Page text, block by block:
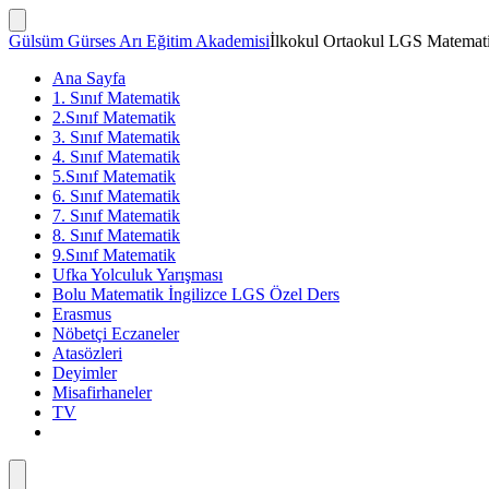
İçeriğe
atla
Arama
Çubuğunu
Göster/Gizle
Gülsüm Gürses Arı Eğitim Akademisiİlkokul Ortaokul LGS
Ana Sayfa
1. Sınıf Matematik
2.Sınıf Matematik
3. Sınıf Matematik
4. Sınıf Matematik
5.Sınıf Matematik
6. Sınıf Matematik
7. Sınıf Matematik
8. Sınıf Matematik
9.Sınıf Matematik
Ufka Yolculuk Yarışması
Bolu Matematik İngilizce LGS Özel Ders
Erasmus
Nöbetçi Eczaneler
Atasözleri
Deyimler
Misafirhaneler
TV